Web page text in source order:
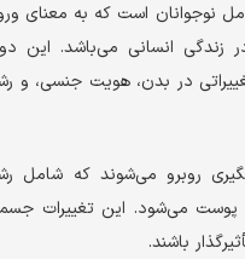
نوجوانان است که به معنای
زندگی انسانی می‌باشد. این
و با تغییراتی در بدن، هویت جنسی، و
روبرو می‌شوند که شامل
پوست می‌شود. این تغییرات
باشند.